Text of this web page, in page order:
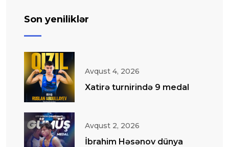
Son yeniliklər
Avqust 4, 2026
Xatirə turnirində 9 medal
Avqust 2, 2026
İbrahim Həsənov dünya